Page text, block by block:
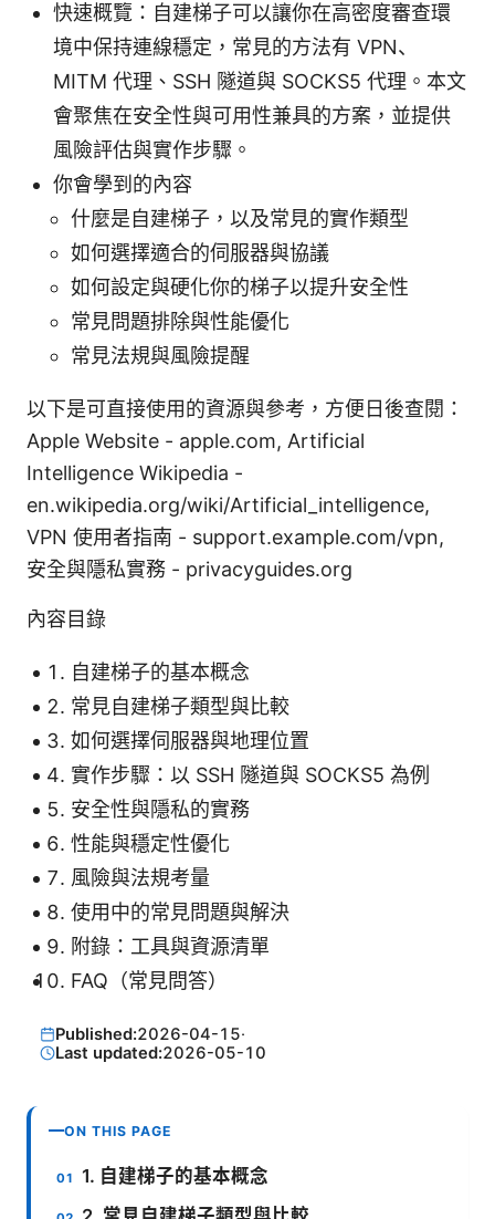
快速概覽：自建梯子可以讓你在高密度審查環
境中保持連線穩定，常見的方法有 VPN、
MITM 代理、SSH 隧道與 SOCKS5 代理。本文
會聚焦在安全性與可用性兼具的方案，並提供
風險評估與實作步驟。
你會學到的內容
什麼是自建梯子，以及常見的實作類型
如何選擇適合的伺服器與協議
如何設定與硬化你的梯子以提升安全性
常見問題排除與性能優化
常見法規與風險提醒
以下是可直接使用的資源與參考，方便日後查閱：
Apple Website - apple.com, Artificial
Intelligence Wikipedia -
en.wikipedia.org/wiki/Artificial_intelligence,
VPN 使用者指南 - support.example.com/vpn,
安全與隱私實務 - privacyguides.org
內容目錄
自建梯子的基本概念
常見自建梯子類型與比較
如何選擇伺服器與地理位置
實作步驟：以 SSH 隧道與 SOCKS5 為例
安全性與隱私的實務
性能與穩定性優化
風險與法規考量
使用中的常見問題與解決
附錄：工具與資源清單
FAQ（常見問答）
Published:2026-04-15·
Last updated:2026-05-10
ON THIS PAGE
1. 自建梯子的基本概念